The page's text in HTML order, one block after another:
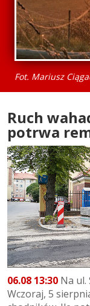
Fot. Mariusz
Ruch
potrwa
06.08 13:30 Na ul.
Wczoraj, 5